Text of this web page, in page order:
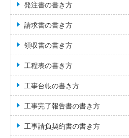
発注書の書き方
請求書の書き方
領収書の書き方
工程表の書き方
工事台帳の書き方
工事完了報告書の書き方
工事請負契約書の書き方